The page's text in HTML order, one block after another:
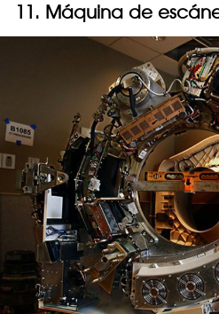
11. Máquina de